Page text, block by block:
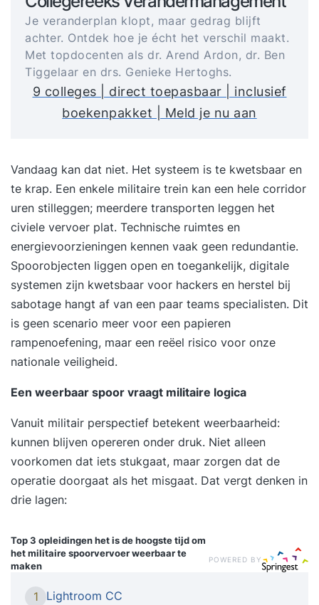
Je veranderplan klopt, maar gedrag blijft
achter. Ontdek hoe je écht het verschil maakt.
Met topdocenten als dr. Arend Ardon, dr. Ben
Tiggelaar en drs. Genieke Hertoghs.
9 colleges | direct toepasbaar | inclusief
boekenpakket | Meld je nu aan
Vandaag kan dat niet. Het systeem is te kwetsbaar en
te krap. Een enkele militaire trein kan een hele corridor
uren stilleggen; meerdere transporten leggen het
civiele vervoer plat. Technische ruimtes en
energievoorzieningen kennen vaak geen redundantie.
Spoorobjecten liggen open en toegankelijk, digitale
systemen zijn kwetsbaar voor hackers en herstel bij
sabotage hangt af van een paar teams specialisten. Dit
is geen scenario meer voor een papieren
rampenoefening, maar een reëel risico voor onze
nationale veiligheid.
Een weerbaar spoor vraagt militaire logica
Vanuit militair perspectief betekent weerbaarheid:
kunnen blijven opereren onder druk. Niet alleen
voorkomen dat iets stukgaat, maar zorgen dat de
operatie doorgaat als het misgaat. Dat vergt denken in
drie lagen:
Top 3 opleidingenhet is de hoogste tijd om
het militaire spoorvervoer weerbaar te
maken
POWERED BY
1
Lightroom CC